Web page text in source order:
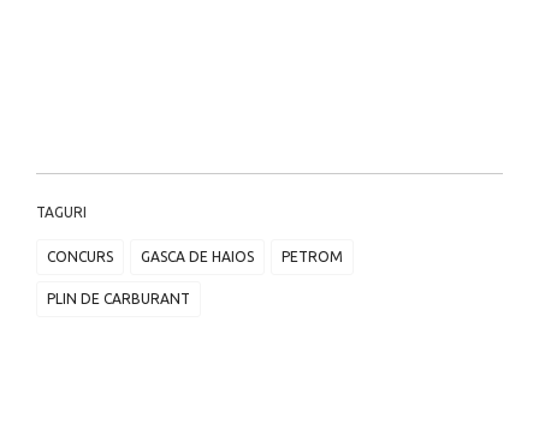
TAGURI
CONCURS GASCA DE HAIOS PETROM
PLIN DE CARBURANT